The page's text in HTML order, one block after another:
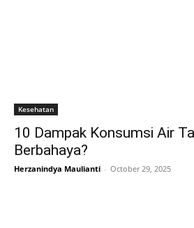
Kesehatan
10 Dampak Konsumsi Air
Berbahaya?
Herzanindya Maulianti - October 29, 2025